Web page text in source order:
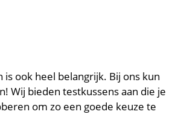
is ook heel belangrijk. Bij ons kun
Wij bieden testkussens aan die je
om zo een goede keuze te